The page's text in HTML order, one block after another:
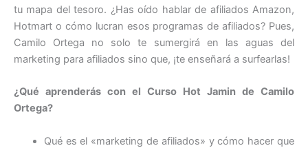
tu mapa del tesoro. ¿Has oído hablar de afiliados Amazon,
Hotmart o cómo lucran esos programas de afiliados? Pues,
Camilo Ortega no solo te sumergirá en las aguas del
marketing para afiliados sino que, ¡te enseñará a surfearlas!
¿Qué aprenderás con el Curso Hot Jamin de Camilo
Ortega?
Qué es el «marketing de afiliados» y cómo hacer que